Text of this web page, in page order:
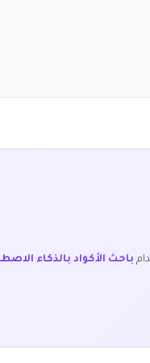
باحث الأكواد بالذكاء